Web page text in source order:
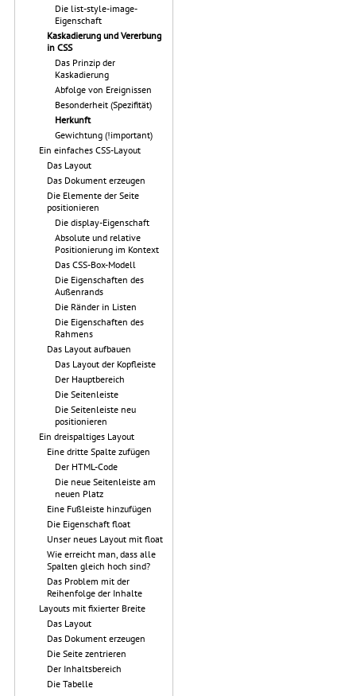
Die list-style-image-
Eigenschaft
Kaskadierung und Vererbung
in CSS
Das Prinzip der
Kaskadierung
Abfolge von Ereignissen
Besonderheit (Spezifität)
Herkunft
Gewichtung (!important)
Ein einfaches CSS-Layout
Das Layout
Das Dokument erzeugen
Die Elemente der Seite
positionieren
Die display-Eigenschaft
Absolute und relative
Positionierung im Kontext
Das CSS-Box-Modell
Die Eigenschaften des
Außenrands
Die Ränder in Listen
Die Eigenschaften des
Rahmens
Das Layout aufbauen
Das Layout der Kopfleiste
Der Hauptbereich
Die Seitenleiste
Die Seitenleiste neu
positionieren
Ein dreispaltiges Layout
Eine dritte Spalte zufügen
Der HTML-Code
Die neue Seitenleiste am
neuen Platz
Eine Fußleiste hinzufügen
Die Eigenschaft float
Unser neues Layout mit float
Wie erreicht man, dass alle
Spalten gleich hoch sind?
Das Problem mit der
Reihenfolge der Inhalte
Layouts mit fixierter Breite
Das Layout
Das Dokument erzeugen
Die Seite zentrieren
Der Inhaltsbereich
Die Tabelle